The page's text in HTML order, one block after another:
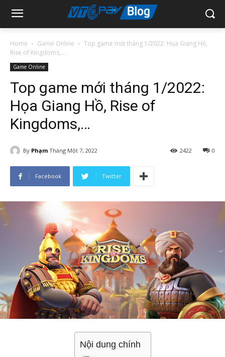
Home Game Online
Top game mới tháng 1/2022: Họa Giang Hồ,
Rise of Kingdoms,...
Game Online
Top game mới tháng 1/2022:
Họa Giang Hồ, Rise of
Kingdoms,…
By Phạm Tháng Một 7, 2022 0
2422
Facebook Twitter
Nội dung chính